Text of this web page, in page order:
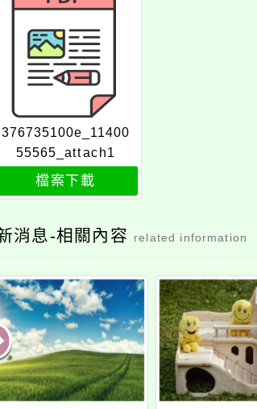
376735100e_11400
55565_attach1
檔案下載
消息-相關內容 related information